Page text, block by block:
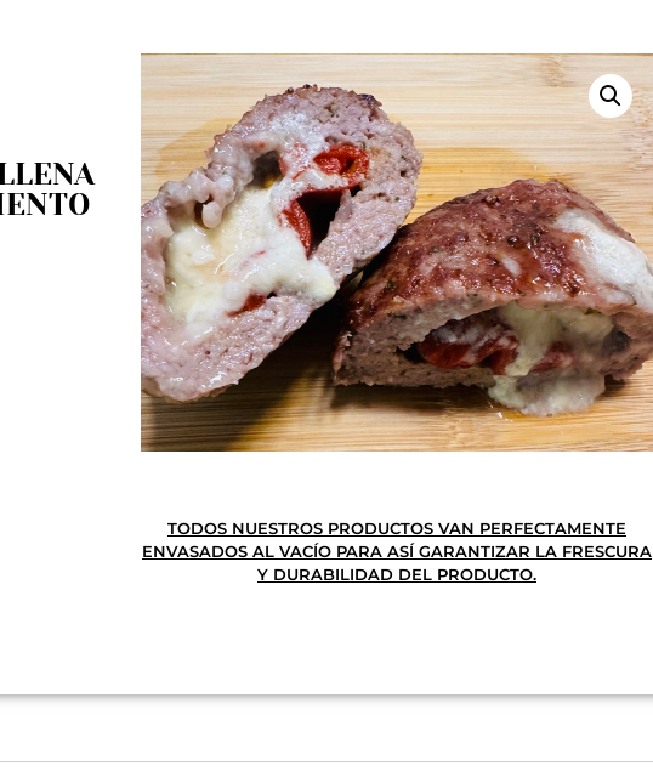
TODOS NUESTROS PRODUCTOS VAN PERFECTAMENTE
ENVASADOS AL VACÍO PARA ASÍ GARANTIZAR LA FRESCURA
Y DURABILIDAD DEL PRODUCTO.